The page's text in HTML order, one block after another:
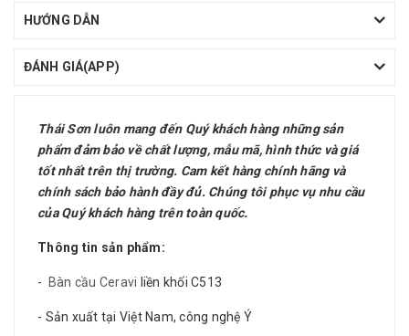
HƯỚNG DẪN
ĐÁNH GIÁ(APP)
Thái Sơn luôn mang đến Quý khách hàng những sản
phẩm đảm bảo về chất lượng, mẫu mã, hình thức và giá
tốt nhất trên thị trường. Cam kết hàng chính hãng và
chính sách bảo hành đầy đủ. Chúng tôi phục vụ nhu cầu
của Quý khách hàng trên toàn quốc.
Thông tin sản phẩm:
- Bàn cầu Ceravi liền khối C513
- Sản xuất tại Việt Nam, công nghệ Ý